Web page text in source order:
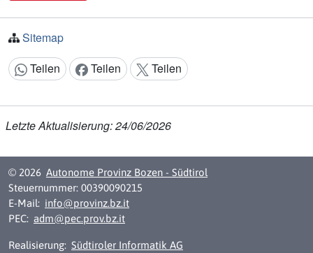
Sitemap
Inhalt teilen:
Teilen Teilen Teilen
Letzte Aktualisierung: 24/06/2026
© 2026 Autonome Provinz Bozen - Südtirol
Steuernummer: 00390090215
E-Mail: info@provinz.bz.it
PEC: adm@pec.prov.bz.it
Realisierung: Südtiroler Informatik AG